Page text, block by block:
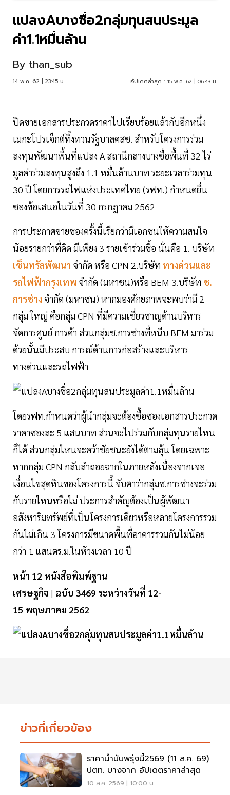
แปลงAบางซื่อ2กลุ่มทุนสนประมูล
ค่า1.1หมื่นล้าน
By than_sub
14 พ.ค. 62 | 23:45 น. อัปเดตล่าสุด : 15 พ.ค. 62 | 06:43 น.
ปิดขายเอกสารประกวดราคาไปเรียบร้อยแล้วกับอีกหนึ่ง
เมกะโปรเจ็กต์ทิ้งทวนรัฐบาลคสช. สำหรับโครงการร่วม
ลงทุนพัฒนาพื้นที่แปลง A สถานีกลางบางซื่อพื้นที่ 32 ไร่
มูลค่าร่วมลงทุนสูงถึง 1.1 หมื่นล้านบาท ระยะเวลาร่วมทุน
30 ปี โดยการรถไฟแห่งประเทศไทย (รฟท.) กำหนดยื่น
ซองข้อเสนอในวันที่ 30 กรกฎาคม 2562
การประกาศขายซองครั้งนี้เรียกว่ามีเอกชนให้ความสนใจ
น้อยรายกว่าที่คิด มีเพียง 3 รายเข้าร่วมซื้อ นั่นคือ 1. บริษัท
เซ็นทรัลพัฒนา จำกัด หรือ CPN 2.บริษัท ทางด่วนและ
รถไฟฟ้ากรุงเทพ จำกัด (มหาชน)หรือ BEM 3.บริษัท ช.
การช่าง จำกัด (มหาชน) หากมองศักยภาพจะพบว่ามี 2
กลุ่ม ใหญ่ คือกลุ่ม CPN ที่มีความเชี่ยวชาญด้านบริหาร
จัดการศูนย์ การค้า ส่วนกลุ่มช.การช่างที่หนีบ BEM มาร่วม
ด้วยนั้นมีประสบ การณ์ด้านการก่อสร้างและบริหาร
ทางด่วนและรถไฟฟ้า
โดยรฟท.กำหนดว่าผู้นำกลุ่มจะต้องซื้อซองเอกสารประกวด
ราคาซองละ 5 แสนบาท ส่วนจะไปร่วมกับกลุ่มทุนรายไหน
ก็ได้ ส่วนกลุ่มไหนจะคว้าชัยชนะยังได้ตามลุ้น โดยเฉพาะ
หากกลุ่ม CPN กลับลำถอยฉากในภายหลังเนื่องจากเจอ
เงื่อนไขสุดหินของโครงการนี้ จับตาว่ากลุ่มช.การช่างจะร่วม
กับรายไหนหรือไม่ ประการสำคัญต้องเป็นผู้พัฒนา
อสังหาริมทรัพย์ที่เป็นโครงการเดียวหรือหลายโครงการรวม
กันไม่เกิน 3 โครงการมีขนาดพื้นที่อาคารรวมกันไม่น้อย
กว่า 1 แสนตร.ม.ในห้วงเวลา 10 ปี
หน้า 12 หนังสือพิมพ์ฐาน
เศรษฐกิจ | ฉบับ 3469 ระหว่างวันที่ 12-
15 พฤษภาคม 2562
ข่าวที่เกี่ยวข้อง
ราคาน้ำมันพรุ่งนี้2569 (11 ส.ค. 69)
ปตท. บางจาก อัปเดตราคาล่าสุด
10 ส.ค. 2569 | 10:00 น.